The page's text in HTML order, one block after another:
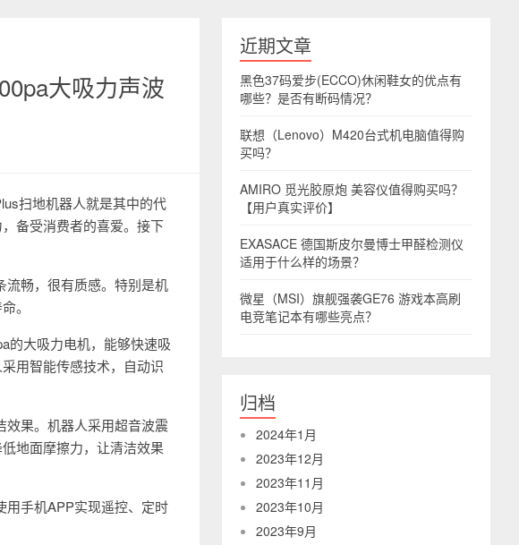
大吸力声波
扫地机器人就是其中的代
备受消费者的喜爱。接下
流畅，很有质感。特别是机
。
的大吸力电机，能够快速吸
用智能传感技术，自动识
效果。机器人采用超音波震
地面摩擦力，让清洁效果
用手机APP实现遥控、定时
近期文章
黑色37码爱步(ECCO)休闲鞋女的优点有
哪些？是否有断码情况？
联想（Lenovo）M420台式机电脑值得购
买吗？
AMIRO 觅光胶原炮 美容仪值得购买吗？
【用户真实评价】
EXASACE 德国斯皮尔曼博士甲醛检测仪
适用于什么样的场景？
微星（MSI）旗舰强袭GE76 游戏本高刷
电竞笔记本有哪些亮点？
归档
2024年1月
2023年12月
2023年11月
2023年10月
2023年9月